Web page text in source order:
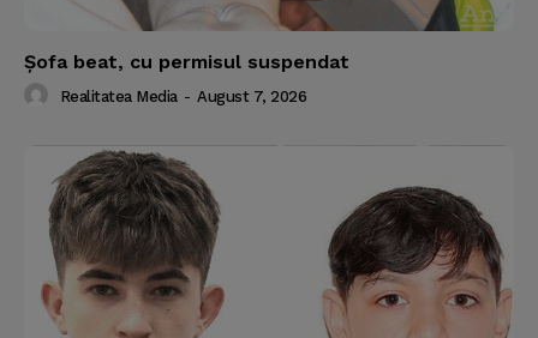
Şofa beat, cu permisul suspendat
Realitatea Media - August 7, 2026